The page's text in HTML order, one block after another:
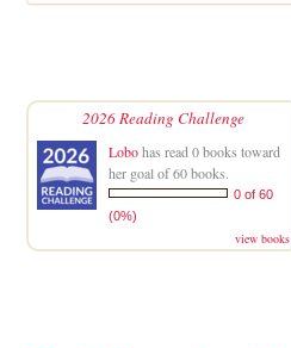
2026 Reading Challenge
Lobohas read 0 books toward
her goal of 60 books.
0 of 60
(0%)
view books